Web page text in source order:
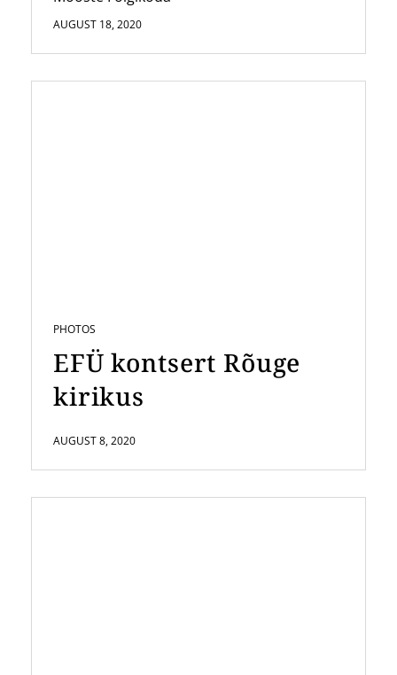
AUGUST 18, 2020
PHOTOS
EFÜ kontsert Rõuge
kirikus
AUGUST 8, 2020